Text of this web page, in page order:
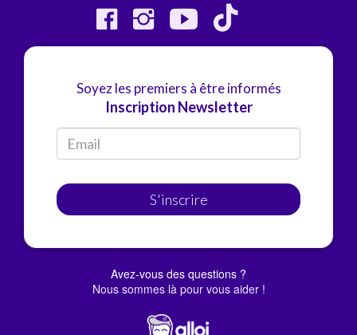
Soyez les premiers à être informés
Inscription Newsletter
S'inscrire
Avez-vous des questions ?
Nous sommes là pour vous aider !